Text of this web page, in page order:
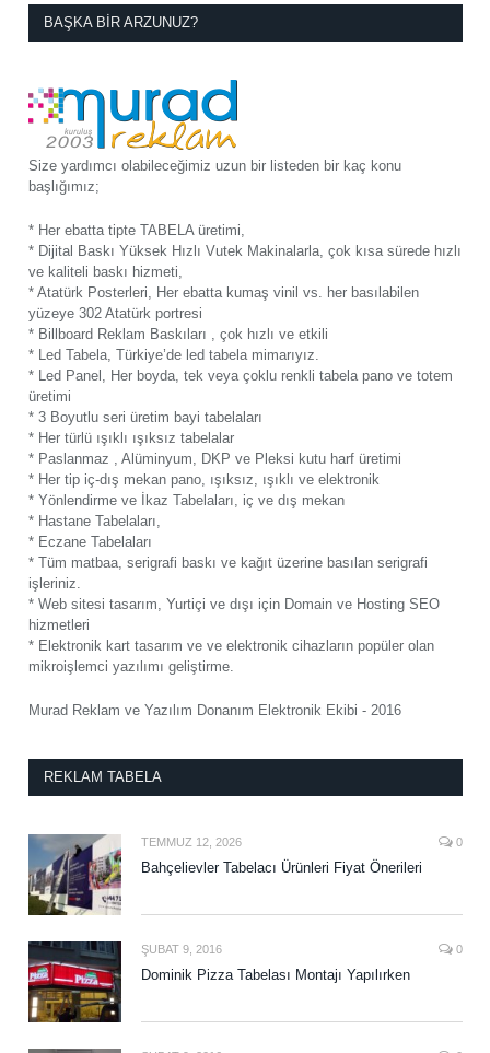
BAŞKA BIR ARZUNUZ?
Size yardımcı olabileceğimiz uzun bir listeden bir kaç konu
başlığımız;
* Her ebatta tipte TABELA üretimi,
* Dijital Baskı Yüksek Hızlı Vutek Makinalarla, çok kısa sürede hızlı
ve kaliteli baskı hizmeti,
* Atatürk Posterleri, Her ebatta kumaş vinil vs. her basılabilen
yüzeye 302 Atatürk portresi
* Billboard Reklam Baskıları , çok hızlı ve etkili
* Led Tabela, Türkiye’de led tabela mimarıyız.
* Led Panel, Her boyda, tek veya çoklu renkli tabela pano ve totem
üretimi
* 3 Boyutlu seri üretim bayi tabelaları
* Her türlü ışıklı ışıksız tabelalar
* Paslanmaz , Alüminyum, DKP ve Pleksi kutu harf üretimi
* Her tip iç-dış mekan pano, ışıksız, ışıklı ve elektronik
* Yönlendirme ve İkaz Tabelaları, iç ve dış mekan
* Hastane Tabelaları,
* Eczane Tabelaları
* Tüm matbaa, serigrafi baskı ve kağıt üzerine basılan serigrafi
işleriniz.
* Web sitesi tasarım, Yurtiçi ve dışı için Domain ve Hosting SEO
hizmetleri
* Elektronik kart tasarım ve ve elektronik cihazların popüler olan
mikroişlemci yazılımı geliştirme.
Murad Reklam ve Yazılım Donanım Elektronik Ekibi - 2016
REKLAM TABELA
TEMMUZ 12, 2026 0
Bahçelievler Tabelacı Ürünleri Fiyat Önerileri
ŞUBAT 9, 2016 0
Dominik Pizza Tabelası Montajı Yapılırken